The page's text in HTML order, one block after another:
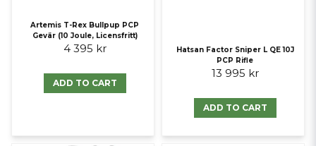
Artemis T-Rex Bullpup PCP
Gevär (10 Joule, Licensfritt)
4 395 kr
ADD TO CART
Hatsan Factor Sniper L QE 10J
PCP Rifle
13 995 kr
ADD TO CART